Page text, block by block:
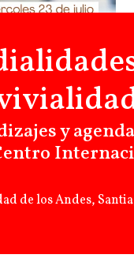
y
de los Andes,